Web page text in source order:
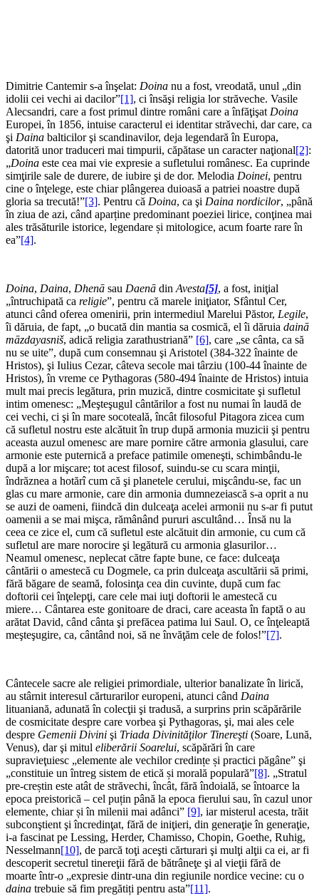
Dimitrie Cantemir s-a înşelat: Doina nu a fost, vreodată, unul „din
idolii cei vechi ai dacilor”[1], ci însăşi religia lor străveche. Vasile
Alecsandri, care a fost primul dintre români care a înfăţişatDoina
Europei, în 1856, intuise caracterul ei identitar străvechi, dar care, ca
şi Daina balticilor şi scandinavilor, deja legendară în Europa,
datorită unor traduceri mai timpurii, căpătase un caracter naţional[2]:
„Doina este cea mai vie expresie a sufletului românesc. Ea cuprinde
simţirile sale de durere, de iubire şi de dor. Melodia Doinei, pentru
cine o înţelege, este chiar plângerea duioasă a patriei noastre după
gloria sa trecută!”[3]. Pentru că Doina, ca şi Daina nordicilor, „până
în ziua de azi, când aparține predominant poeziei lirice, conţinea mai
ales trăsăturile istorice, legendare și mitologice, acum foarte rare în
ea”[4].
Doina, Daina, Dhenā sau Daenā dinAvesta[5], a fost, iniţial
„întruchipată ca religie”, pentru că marele iniţiator, Sfântul Cer,
atunci când oferea omenirii, prin intermediul Marelui Păstor, Legile,
îi dăruia, de fapt, „o bucată din mantia sa cosmică, el îi dăruia dainā
māzdayasniš, adică religia zarathustriană” [6], care „se cânta, ca să
nu se uite”, după cum consemnau şi Aristotel (384-322 înainte de
Hristos), şi Iulius Cezar, câteva secole mai târziu (100-44 înainte de
Hristos), în vreme ce Pythagoras (580-494 înainte de Hristos) intuia
mult mai precis legătura, prin muzică, dintre cosmicitate şi sufletul
intim omenesc: „Meşteşugul cântărilor a fost nu numai în laudă de
cei vechi, ci şi în mare socoteală, încât filosoful Pitagora zicea cum
că sufletul nostru este alcătuit în trup după armonia muzicii şi pentru
aceasta auzul omenesc are mare pornire către armonia glasului, care
armonie este puternică a preface patimile omeneşti, schimbându-le
după a lor mişcare; tot acest filosof, suindu-se cu scara minţii,
îndrăznea a hotărî cum că şi planetele cerului, mişcându-se, fac un
glas cu mare armonie, care din armonia dumnezeiască s-a oprit a nu
se auzi de oameni, fiindcă din dulceaţa acelei armonii nu s-ar fi putut
oamenii a se mai mişca, rămânând pururi ascultând… Însă nu la
ceea ce zice el, cum că sufletul este alcătuit din armonie, cu cum că
sufletul are mare norocire şi legătură cu armonia glasurilor…
Neamul omenesc, neplecat către fapte bune, ce face: dulceaţa
cântării o amestecă cu Dogmele, ca prin dulceaţa ascultării să primi,
fără băgare de seamă, folosinţa cea din cuvinte, după cum fac
doftorii cei înţelepţi, care cele mai iuţi doftorii le amestecă cu
miere… Cântarea este gonitoare de draci, care aceasta în faptă o au
arătat David, când cânta şi prefăcea patima lui Saul. O, ce înţeleaptă
meşteşugire, ca, cântând noi, să ne învăţăm cele de folos!”[7].
Cântecele sacre ale religiei primordiale, ulterior banalizate în lirică,
au stârnit interesul cărturarilor europeni, atunci când Daina
lituaniană, adunată în colecţii şi tradusă, a surprins prin scăpărările
de cosmicitate despre care vorbea şi Pythagoras, şi, mai ales cele
despre Gemenii Divini şi Triada Divinităţilor Tinereşti (Soare, Lună,
Venus), dar şi mitul eliberării Soarelui, scăpărări în care
supravieţuiesc „elemente ale vechilor credințe și practici păgâne” şi
„constituie un întreg sistem de etică și morală populară”[8]. „Stratul
pre-creștin este atât de străvechi, încât, fără îndoială, se întoarce la
epoca preistorică – cel puțin până la epoca fierului sau, în cazul unor
elemente, chiar și în milenii mai adânci” [9], iar misterul acesta, trăit
subconştient şi încredinţat, fără de iniţieri, din generaţie în generaţie,
i-a fascinat pe Lessing, Herder, Chamisso, Chopin, Goethe, Ruhig,
Nesselmann[10], de parcă toţi aceşti cărturari şi mulţi alţii ca ei, ar fi
descoperit secretul tinereţii fără de bătrâneţe şi al vieţii fără de
moarte într-o „expresie dintr-una din regiunile nordice vecine: cu o
daina trebuie să fim pregătiți pentru asta”[11].